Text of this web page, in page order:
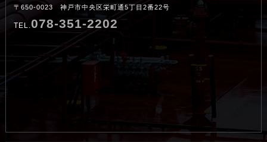
〒650-0023 神戸市中央区栄町通5丁目2番22号
TEL. 078-351-2202